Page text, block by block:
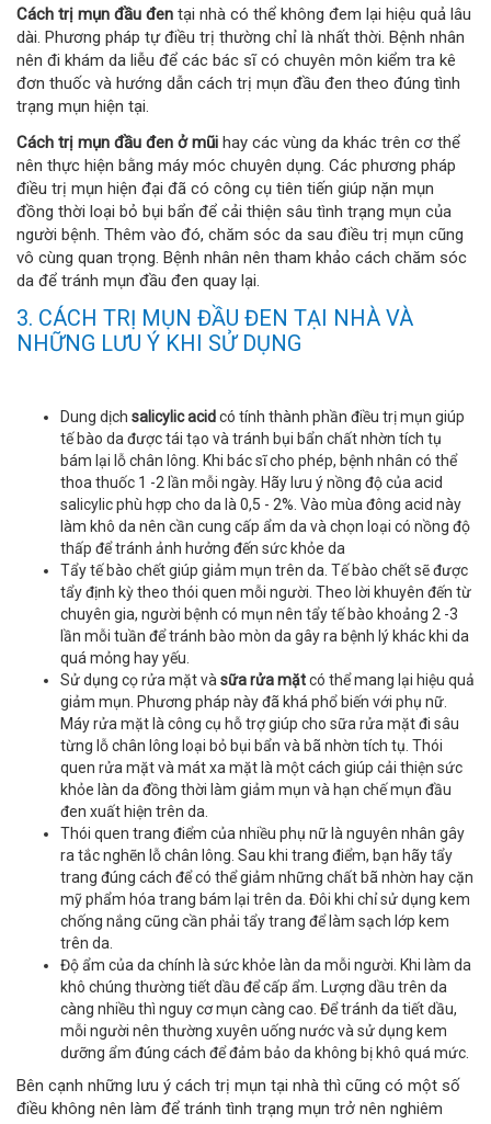
Cách trị mụn đầu đen tại nhà có thể không đem lại hiệu quả lâu
dài. Phương pháp tự điều trị thường chỉ là nhất thời. Bệnh nhân
nên đi khám da liễu để các bác sĩ có chuyên môn kiểm tra kê
đơn thuốc và hướng dẫn cách trị mụn đầu đen theo đúng tình
trạng mụn hiện tại.
Cách trị mụn đầu đen ở mũi hay các vùng da khác trên cơ thể
nên thực hiện bằng máy móc chuyên dụng. Các phương pháp
điều trị mụn hiện đại đã có công cụ tiên tiến giúp nặn mụn
đồng thời loại bỏ bụi bẩn để cải thiện sâu tình trạng mụn của
người bệnh. Thêm vào đó, chăm sóc da sau điều trị mụn cũng
vô cùng quan trọng. Bệnh nhân nên tham khảo cách chăm sóc
da để tránh mụn đầu đen quay lại.
3. CÁCH TRỊ MỤN ĐẦU ĐEN TẠI NHÀ VÀ
NHỮNG LƯU Ý KHI SỬ DỤNG
Dung dịch salicylic acidcó tính thành phần điều trị mụn giúp
tế bào da được tái tạo và tránh bụi bẩn chất nhờn tích tụ
bám lại lỗ chân lông. Khi bác sĩ cho phép, bệnh nhân có thể
thoa thuốc 1 -2 lần mỗi ngày. Hãy lưu ý nồng độ của acid
salicylic phù hợp cho da là 0,5 - 2%. Vào mùa đông acid này
làm khô da nên cần cung cấp ẩm da và chọn loại có nồng độ
thấp để tránh ảnh hưởng đến sức khỏe da
Tẩy tế bào chết giúp giảm mụn trên da. Tế bào chết sẽ được
tẩy định kỳ theo thói quen mỗi người. Theo lời khuyên đến từ
chuyên gia, người bệnh có mụn nên tẩy tế bào khoảng 2 -3
lần mỗi tuần để tránh bào mòn da gây ra bệnh lý khác khi da
quá mỏng hay yếu.
Sử dụng cọ rửa mặt và sữa rửa mặtcó thể mang lại hiệu quả
giảm mụn. Phương pháp này đã khá phổ biến với phụ nữ.
Máy rửa mặt là công cụ hỗ trợ giúp cho sữa rửa mặt đi sâu
từng lỗ chân lông loại bỏ bụi bẩn và bã nhờn tích tụ. Thói
quen rửa mặt và mát xa mặt là một cách giúp cải thiện sức
khỏe làn da đồng thời làm giảm mụn và hạn chế mụn đầu
đen xuất hiện trên da.
Thói quen trang điểm của nhiều phụ nữ là nguyên nhân gây
ra tắc nghẽn lỗ chân lông. Sau khi trang điểm, bạn hãy tẩy
trang đúng cách để có thể giảm những chất bã nhờn hay cặn
mỹ phẩm hóa trang bám lại trên da. Đôi khi chỉ sử dụng kem
chống nắng cũng cần phải tẩy trang để làm sạch lớp kem
trên da.
Độ ẩm của da chính là sức khỏe làn da mỗi người. Khi làm da
khô chúng thường tiết dầu để cấp ẩm. Lượng dầu trên da
càng nhiều thì nguy cơ mụn càng cao. Để tránh da tiết dầu,
mỗi người nên thường xuyên uống nước và sử dụng kem
dưỡng ẩm đúng cách để đảm bảo da không bị khô quá mức.
Bên cạnh những lưu ý cách trị mụn tại nhà thì cũng có một số
điều không nên làm để tránh tình trạng mụn trở nên nghiêm